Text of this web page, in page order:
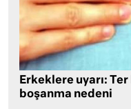
Erkeklere uyarı:
boşanma nedeni